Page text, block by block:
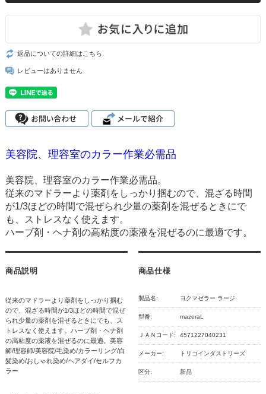
返品についての詳細はこちら
レビューはありません
美容院、理容室のカラー作業必需品
美容院、理容室のカラー作業必需品。
従来のマドラーより薬剤をしっかり掴むので、混ざる時間
が1/3ほどの時間で混ぜられ少量の薬剤を混ぜるときにで
も、ストレスなく使えます。
ハーブ剤・ヘナ剤の高粘度の薬液を混ぜるのに最適です。
商品説明
従来のマドラーより薬剤をしっかり掴む
ので、混ざる時間が1/3ほどの時間で混ぜ
られ少量の薬剤を混ぜるときにでも、ス
トレスなく使えます。ハーブ剤・ヘナ剤
の高粘度の薬液を混ぜるのに最適。美容
師/理容師/美容院/毛染め/カラーリング/白
髪染め/おしゃれ染め/ヘアダイ/セルフカ
ラー
商品仕様
製品名: ヨクマゼラー ラージ
型番: mazeraL
ＪＡＮコード: 4571227040231
メーカー: トリコインダストリーズ
区分: 新品